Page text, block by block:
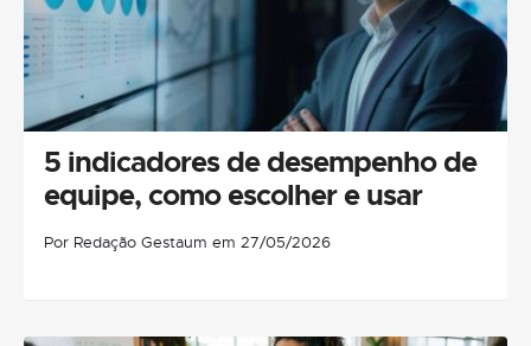
5 indicadores de desempenho de
equipe, como escolher e usar
Por Redação Gestaum em 27/05/2026